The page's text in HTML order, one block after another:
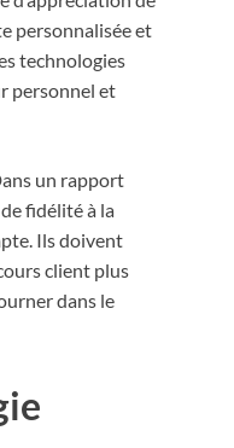
personnalisée et
technologies
personnel et
un rapport
fidélité à la
Ils doivent
client plus
dans le